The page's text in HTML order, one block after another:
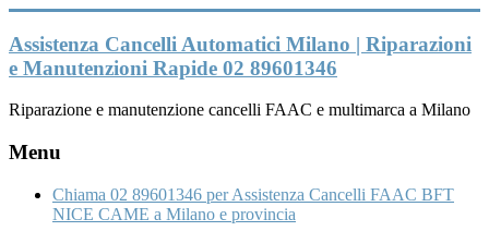
al
contenuto
Assistenza Cancelli Automatici Milano | Riparazioni
e Manutenzioni Rapide 02 89601346
Riparazione e manutenzione cancelli FAAC e multimarca a Milano
Menu
Chiama 02 89601346 per Assistenza Cancelli FAAC BFT
NICE CAME a Milano e provincia